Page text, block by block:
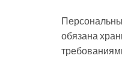
обязана